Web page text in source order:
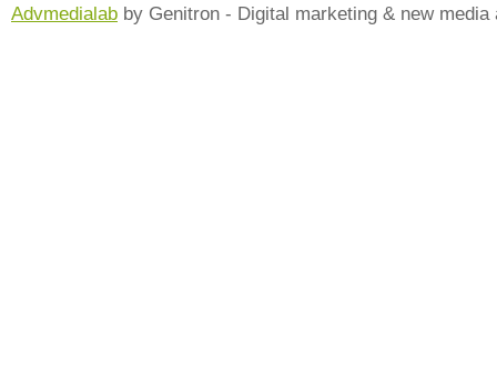
Advmedialab by Genitron - Digital marketing & new media